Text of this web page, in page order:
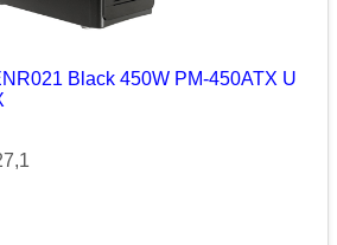
Black 450W PM-450ATX U